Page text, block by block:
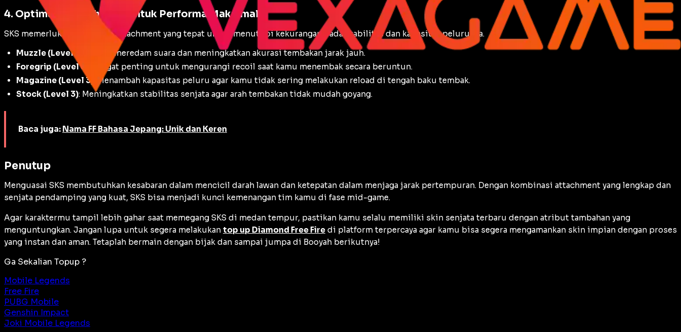
4. Optimasi Attachment untuk Performa Maksimal
SKS memerlukan dukunganattachment yang tepat untuk menutupi kekurangan pada stabilitas dan kapasitas pelurunya.
Muzzle (Level 3)
: Untuk meredam suara dan meningkatkan akurasi tembakan jarak jauh.
Foregrip (Level 3)
: Sangat penting untuk mengurangi recoil saat kamu menembak secara beruntun.
Magazine (Level 3)
: Menambah kapasitas peluru agar kamu tidak sering melakukan reload di tengah baku tembak.
Stock (Level 3): Meningkatkan stabilitas senjata agar arah tembakan tidak mudah goyang.
Baca juga: Nama FF Bahasa Jepang: Unik dan Keren
Penutup
Menguasai SKS membutuhkan kesabaran dalam mencicil darah lawan dan ketepatan dalam menjaga jarak pertempuran. Dengan kombinasi attachment yang lengkap dan
senjata pendamping yang kuat, SKS bisa menjadi kunci kemenangan tim kamu di fase mid-game.
Agar karaktermu tampil lebih gahar saat memegang SKS di medan tempur, pastikan kamu selalu memiliki skin senjata terbaru dengan atribut tambahan yang
menguntungkan. Jangan lupa untuk segera melakukan top up Diamond Free Fire di platform terpercaya agar kamu bisa segera mengamankan skin impian dengan proses
yang instan dan aman. Tetaplah bermain dengan bijak dan sampai jumpa di Booyah berikutnya!
Ga Sekalian Topup ?
Mobile Legends
Free Fire
PUBG Mobile
Genshin Impact
Joki Mobile Legends